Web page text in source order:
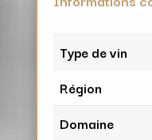
Type de vin
Région
Domaine